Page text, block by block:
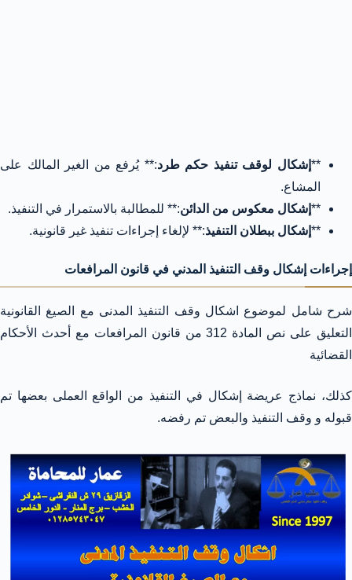
**إشكال لوقف تنفيذ حكم طرد:** يُرفع من الغير المالك على
المشاع.
** إشكال معكوس من الدائن:** للمطالبة بالاستمرار في التنفيذ.
** إشكال ببطلان التنفيذ:** لإلغاء إجراءات تنفيذ غير قانونية.
إجراءات إشكال وقف التنفيذ المدني في قانون المرافعات
شرح شامل لموضوع اشكال وقف التنفيذ المدنى مع الصيغ القانونية
التعليق على نص المادة 312 من قانون المرافعات مع أحدث الأحكام
القضائية
كذلك، نماذج عريضة إشكال في التنفيذ من الواقع العملى بعضها تم
قبوله و وقف التنفيذ والبعض تم رفضه.